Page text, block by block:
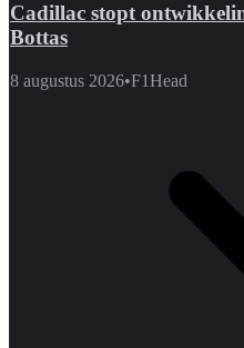
Cadillac stopt
Bottas
8 augustus 2026•F1Head